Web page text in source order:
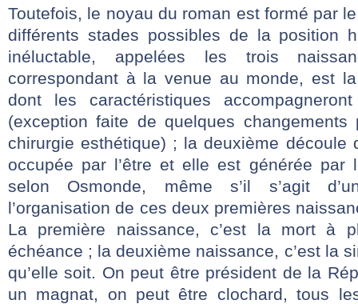
Toutefois, le noyau du roman est formé par
différents stades possibles de la position
inéluctable, appelées les trois
correspondant à la venue au monde, est
dont les caractéristiques
(exception faite de quelques
chirurgie esthétique) ; la deuxième découle
occupée par l’être et elle est générée par
selon Osmonde, même s’il s’agit
l’organisation de ces deux premières
La première naissance, c’est la mort à
échéance ; la deuxième naissance, c’est la
qu’elle soit. On peut être président de la
un magnat, on peut être clochard, tous